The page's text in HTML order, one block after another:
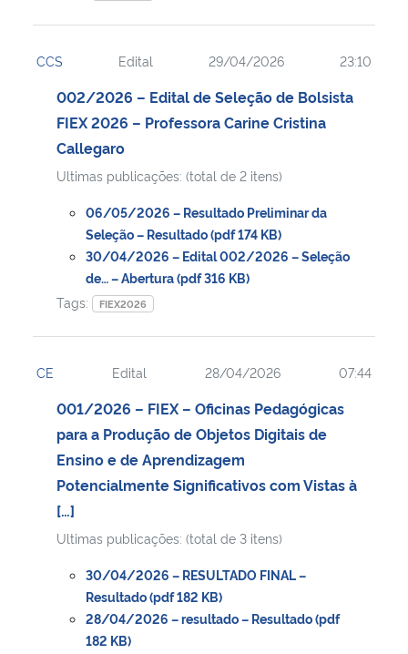
CCS Edital 29/04/2026 23:10
002/2026 – Edital de Seleção de Bolsista
FIEX 2026 – Professora Carine Cristina
Callegaro
Ultimas publicações: (total de 2 itens)
06/05/2026 – Resultado Preliminar da
Seleção – Resultado (pdf 174 KB)
30/04/2026 – Edital 002/2026 – Seleção
de… – Abertura (pdf 316 KB)
Tags:
FIEX2026
CE Edital 28/04/2026 07:44
001/2026 – FIEX – Oficinas Pedagógicas
para a Produção de Objetos Digitais de
Ensino e de Aprendizagem
Potencialmente Significativos com Vistas à
[…]
Ultimas publicações: (total de 3 itens)
30/04/2026 – RESULTADO FINAL –
Resultado (pdf 182 KB)
28/04/2026 – resultado – Resultado (pdf
182 KB)